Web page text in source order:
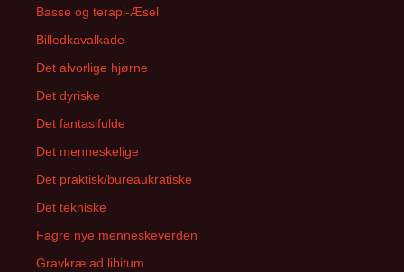
Basse og terapi-Æsel
Billedkavalkade
Det alvorlige hjørne
Det dyriske
Det fantasifulde
Det menneskelige
Det praktisk/bureaukratiske
Det tekniske
Fagre nye menneskeverden
Gravkræ ad libitum